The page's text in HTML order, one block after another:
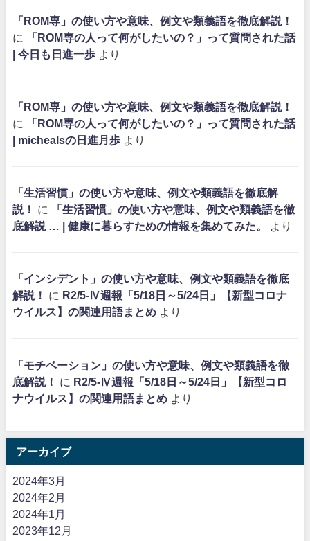
「ROM専」の使い方や意味、例文や類義語を徹底解説！
に
「ROM専の人って何がしたいの？」って質問された話
| 今日も日進一歩 より
「ROM専」の使い方や意味、例文や類義語を徹底解説！
に
「ROM専の人って何がしたいの？」って質問された話
| michealsの日進月歩 より
「生活習慣」の使い方や意味、例文や類義語を徹底解
説！
に
「生活習慣」の使い方や意味、例文や類義語を徹
底解説 … | 健康に暮らすための情報を集めてみた。
より
「インシデント」の使い方や意味、例文や類義語を徹底
解説！
に R2/5-Ⅳ週報「5/18日～5/24日」【新型コロナ
ウイルス】の関連用語まとめ より
「モチベーション」の使い方や意味、例文や類義語を徹
底解説！
に R2/5-Ⅳ週報「5/18日～5/24日」【新型コロ
ナウイルス】の関連用語まとめ より
アーカイブ
2024年3月
2024年2月
2024年1月
2023年12月